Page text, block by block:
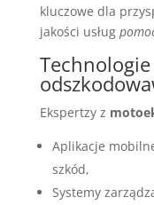
kluczowe dla
jakości usług
Ekspertzy z
Aplikacje
szkód,
Systemy